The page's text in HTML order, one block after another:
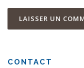
CONTACT